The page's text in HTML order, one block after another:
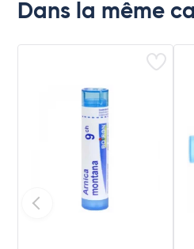
Dans la même